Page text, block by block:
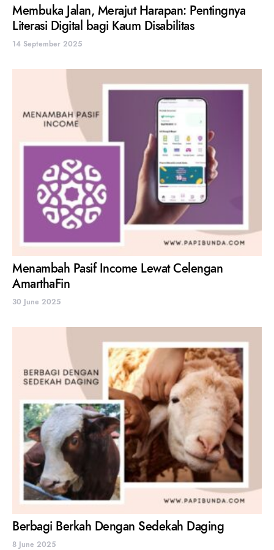
Membuka Jalan, Merajut Harapan: Pentingnya
Literasi Digital bagi Kaum Disabilitas
14 September 2025
Menambah Pasif Income Lewat Celengan
AmarthaFin
30 June 2025
Berbagi Berkah Dengan Sedekah Daging
8 June 2025